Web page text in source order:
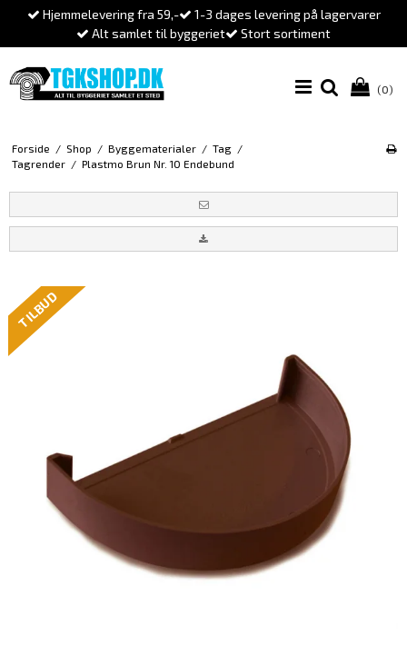
Hjemmelevering fra 59,-
1-3 dages levering på lagervarer
Alt samlet til byggeriet
Stort sortiment
(0)
Forside / Shop / Byggematerialer / Tag /
Tagrender / Plastmo Brun Nr. 10 Endebund
TILBUD